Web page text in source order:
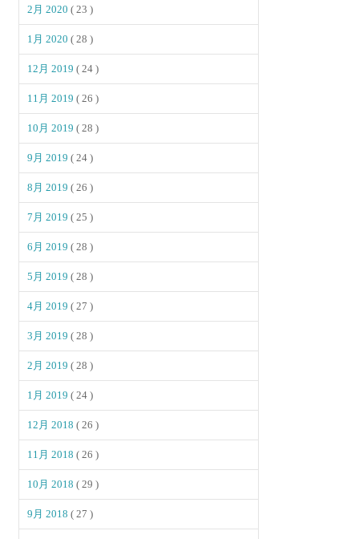
2月 2020( 23 )
1月 2020( 28 )
12月 2019( 24 )
11月 2019( 26 )
10月 2019( 28 )
9月 2019( 24 )
8月 2019( 26 )
7月 2019( 25 )
6月 2019( 28 )
5月 2019( 28 )
4月 2019( 27 )
3月 2019( 28 )
2月 2019( 28 )
1月 2019( 24 )
12月 2018( 26 )
11月 2018( 26 )
10月 2018( 29 )
9月 2018( 27 )